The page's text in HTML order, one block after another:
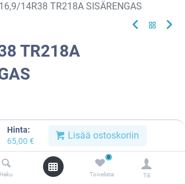
Hinta:
65,00 € Lisää ostoskoriin
Haku
0
Toivelista Tili
16,9/14R38 TR218A SISÄRENGAS
TR218A